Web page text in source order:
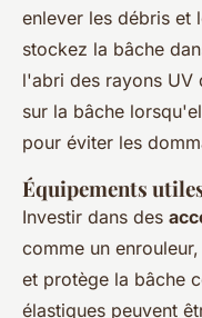
enlever les débris et
stockez la bâche
l'abri des rayons UV
sur la bâche
pour éviter les
Équipements
Investir dans des
comme un
et protège la bâche
élastiques peuvent